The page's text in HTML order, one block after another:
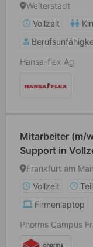
Weiterstadt
Vollzeit
Hansa-flex Ag
Mitarbeiter (m/
Support in
Frankfurt am
Vollzeit
Firmenlaptop
Phorms Campus